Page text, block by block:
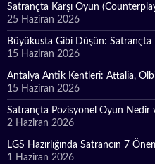
Satrançta Karşı Oyun
25 Haziran 2026
Büyükusta Gibi Düşün:
15 Haziran 2026
Antalya Antik Kentleri: Attalia,
15 Haziran 2026
Satrançta Pozisyonel Oyun Nedir
2 Haziran 2026
LGS Hazırlığında Satrancın 7
1 Haziran 2026